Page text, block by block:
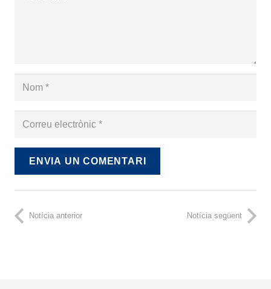
ENVIA UN COMENTARI
Notícia anterior Notícia següent